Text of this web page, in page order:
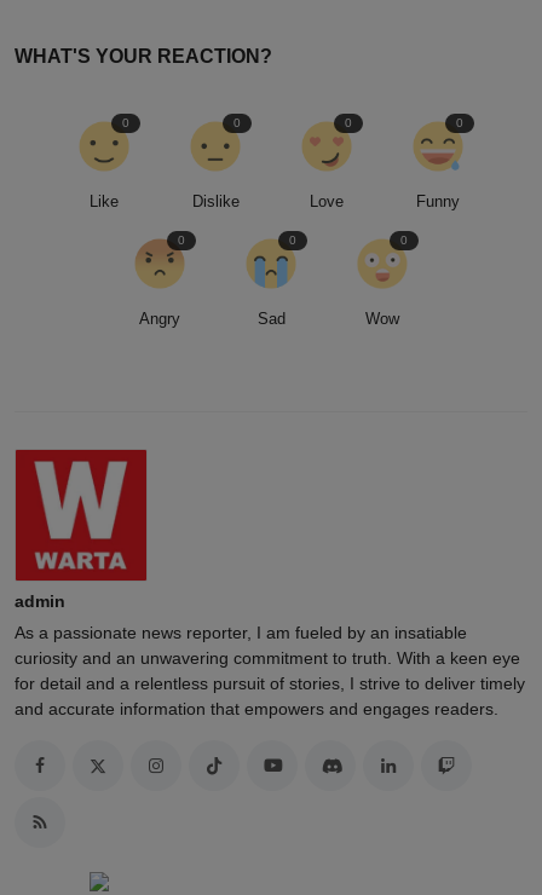
WHAT'S YOUR REACTION?
Like
0
Dislike
0
Love
0
Funny
0
Angry
0
Sad
0
Wow
0
admin
As a passionate news reporter, I am fueled by an insatiable
curiosity and an unwavering commitment to truth. With a keen eye
for detail and a relentless pursuit of stories, I strive to deliver timely
and accurate information that empowers and engages readers.